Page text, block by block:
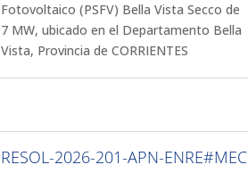
Fotovoltaico (PSFV) Bella Vista Secco de
7 MW, ubicado en el Departamento Bella
Vista, Provincia de CORRIENTES
RESOL-2026-201-APN-ENRE#MEC